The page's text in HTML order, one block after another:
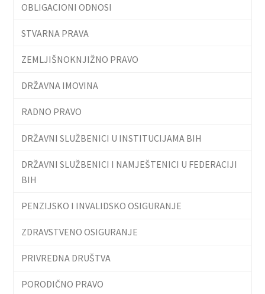
OBLIGACIONI ODNOSI
STVARNA PRAVA
ZEMLJIŠNOKNJIŽNO PRAVO
DRŽAVNA IMOVINA
RADNO PRAVO
DRŽAVNI SLUŽBENICI U INSTITUCIJAMA BIH
DRŽAVNI SLUŽBENICI I NAMJEŠTENICI U FEDERACIJI
BIH
PENZIJSKO I INVALIDSKO OSIGURANJE
ZDRAVSTVENO OSIGURANJE
PRIVREDNA DRUŠTVA
PORODIČNO PRAVO